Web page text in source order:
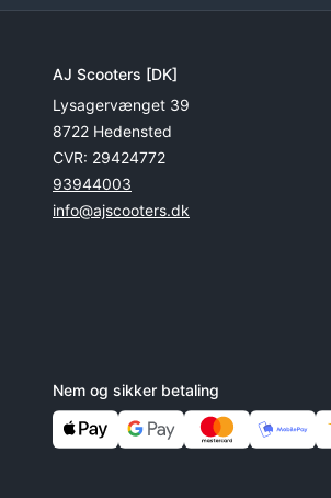
AJ Scooters [DK]
Lysagervænget 39
8722 Hedensted
CVR: 29424772
93944003
info@ajscooters.dk
Nem og sikker betaling